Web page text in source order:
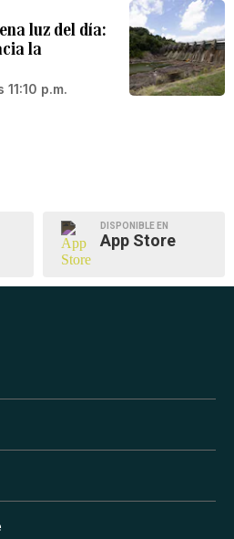
luz del día:
la
p.m.
DISPONIBLE EN
App Store